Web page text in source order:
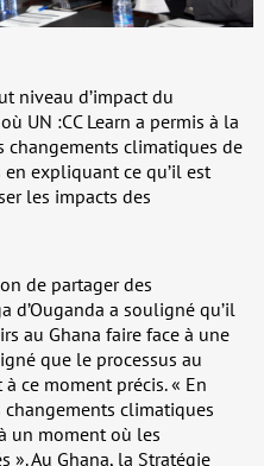
niveau d’impact du
UN :CC Learn a permis à la
changements climatiques de
expliquant ce qu’il est
les impacts des
de partager des
d’Ouganda a souligné qu’il
au Ghana faire face à une
que le processus au
ce moment précis. « En
climatiques
un moment où les
». Au Ghana, la Stratégie